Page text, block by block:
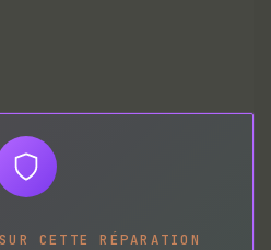
CETTE RÉPARATION